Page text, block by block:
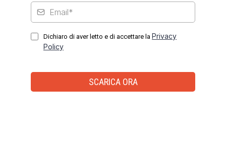
Dichiaro di aver letto e di accettare la Privacy
Policy
SCARICA ORA